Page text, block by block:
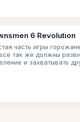
6 Revolution
часть игры
так же должны
и захватывать